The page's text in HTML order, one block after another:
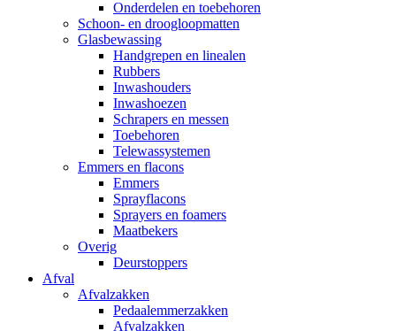
Onderdelen en toebehoren
Schoon- en droogloopmatten
Glasbewassing
Handgrepen en linealen
Rubbers
Inwashouders
Inwashoezen
Schrapers en messen
Toebehoren
Telewassystemen
Emmers en flacons
Emmers
Sprayflacons
Sprayers en foamers
Maatbekers
Overig
Deurstoppers
Afval
Afvalzakken
Pedaalemmerzakken
Afvalzakken